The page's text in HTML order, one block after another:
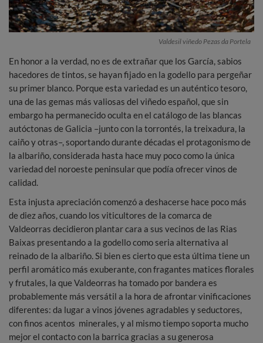
Valdesil viñedo Pezas da Portela
En honor a la verdad, no es de extrañar que los García, sabios
hacedores de tintos, se hayan fijado en la godello para pergeñar
su primer blanco. Porque esta variedad es un auténtico tesoro,
una de las gemas más valiosas del viñedo español, que sin
embargo ha permanecido oculta en el catálogo de las blancas
autóctonas de Galicia –junto con la torrontés, la treixadura, la
caiño y otras–, soportando durante décadas el protagonismo de
la albariño, considerada hasta hace muy poco como la única
variedad del noroeste peninsular que podía ofrecer vinos de
calidad.
Esta injusta apreciación comenzó a deshacerse hace poco más
de diez años, cuando los viticultores de la comarca de
Valdeorras decidieron plantar cara a sus vecinos de las Rias
Baixas presentando a la godello como seria alternativa al
reinado de la albariño. Si bien es cierto que esta última tiene un
perfil aromático más exuberante, con fragantes matices florales
y frutales, la que Valdeorras ha tomado por bandera es
probablemente más versátil a la hora de afrontar vinificaciones
diferentes: da lugar a vinos jóvenes agradables y seductores,
con finos acentos minerales, y al mismo tiempo soporta mucho
mejor el contacto con la barrica gracias a su generosa